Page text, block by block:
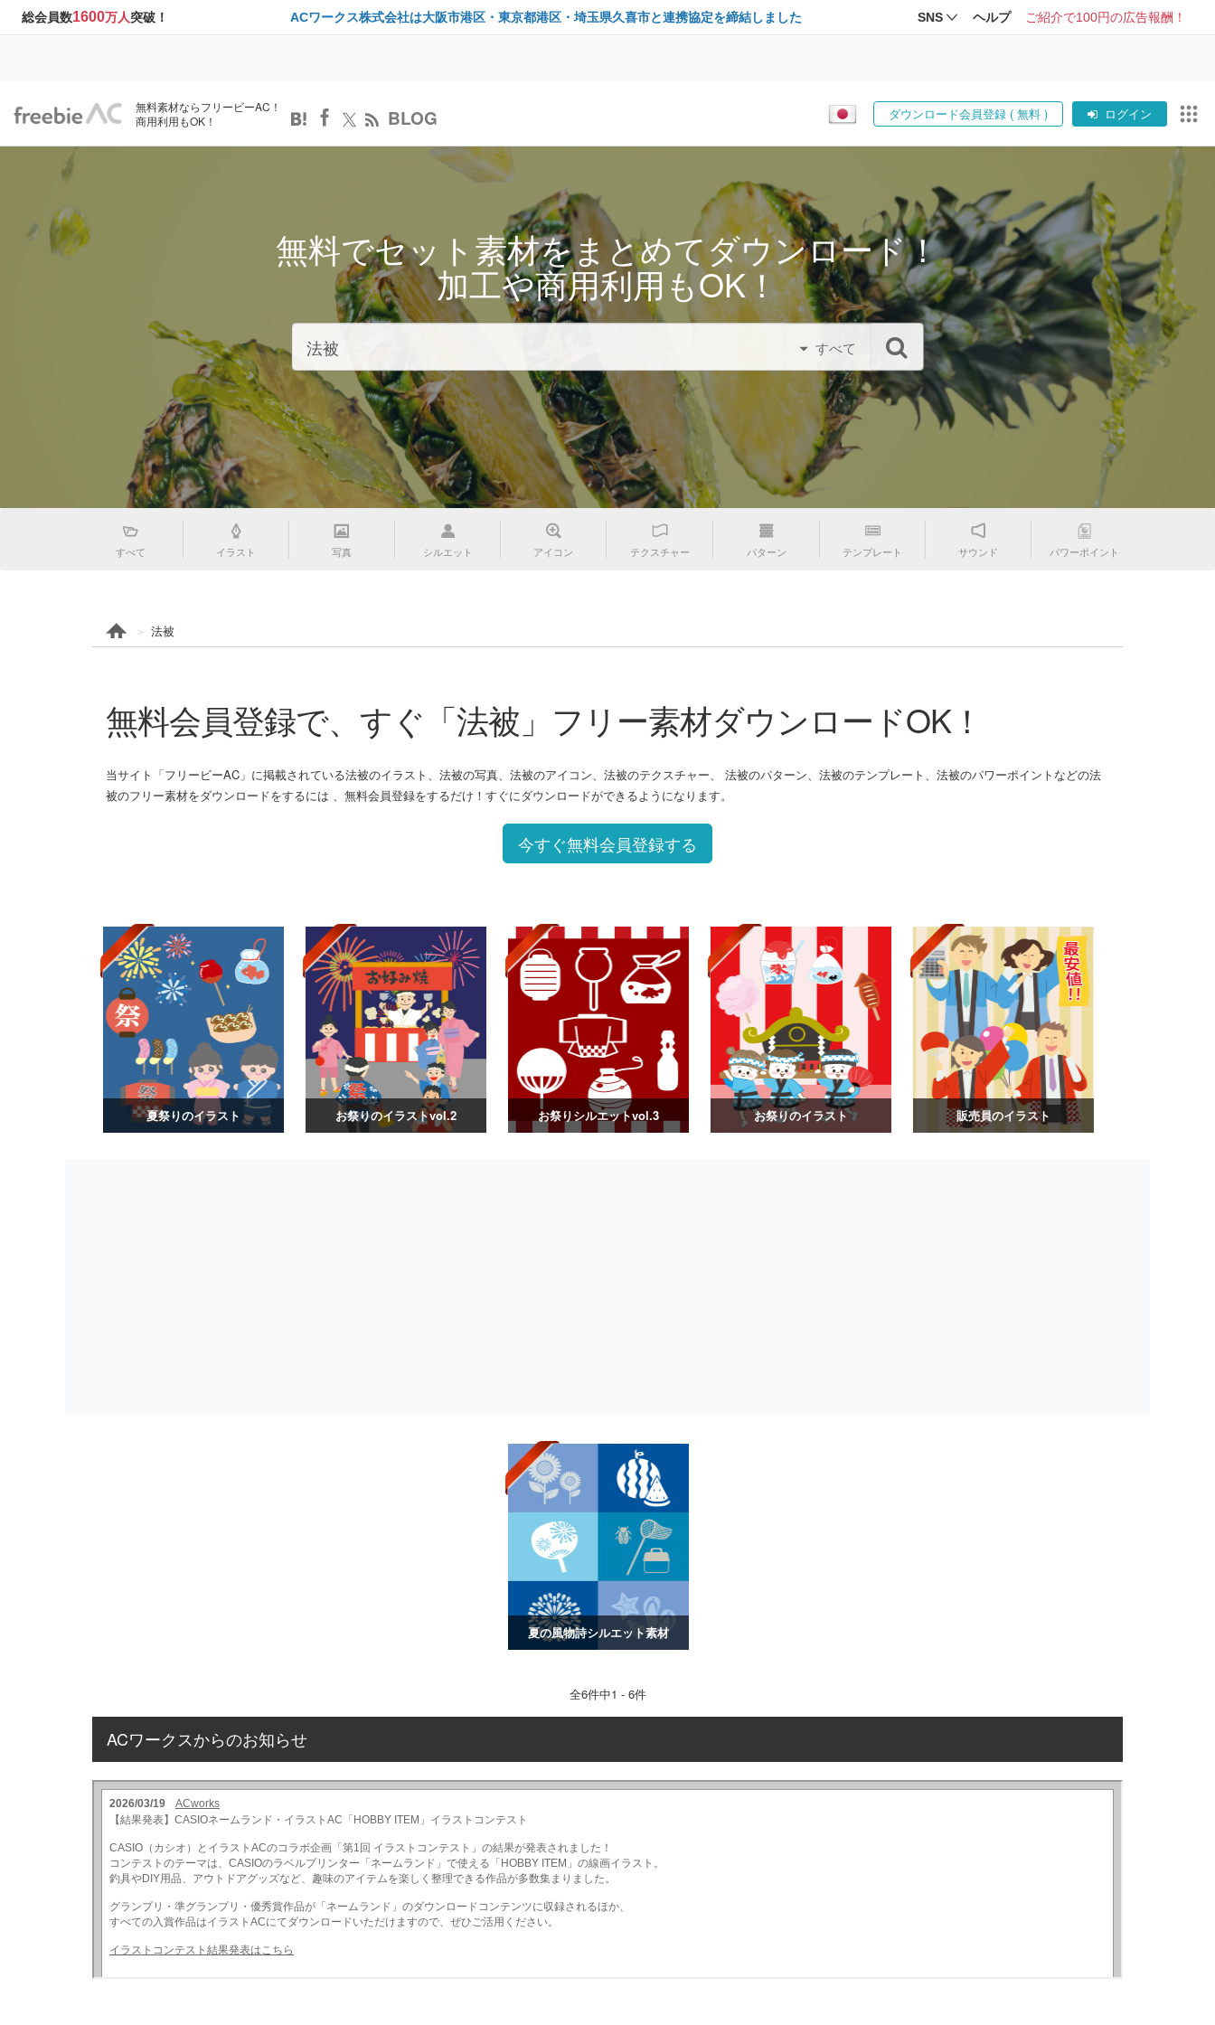
総会員数1600万人突破！ ACワークス株式会社は大阪市港区・東京都港区・埼玉県久喜市と連携協定を締結しました SNS ヘルプ ご紹介で100円の広告報酬！
無料素材ならフリービーAC！
商用利用もOK！
BLOG ダウンロード会員登録 ( 無料 ) ログイン
無料でセット素材をまとめてダウンロード！
加工や商用利用もOK！
すべて
すべて イラスト 写真 シルエット アイコン テクスチャー パターン テンプレート サウンド パワーポイント
法被
無料会員登録で、すぐ「法被」フリー素材ダウンロードOK！
当サイト「フリービーAC」に掲載されている法被のイラスト、法被の写真、法被のアイコン、法被のテクスチャー、 法被のパターン、法被のテンプレート、法被のパワーポイントなどの法
被のフリー素材をダウンロードをするには 、無料会員登録をするだけ！すぐにダウンロードができるようになります。
今すぐ無料会員登録する
夏祭りのイラスト お祭りのイラストvol.2 お祭りシルエットvol.3 お祭りのイラスト 販売員のイラスト
夏の風物詩シルエット素材
全6件中1 - 6件
ACワークスからのお知らせ